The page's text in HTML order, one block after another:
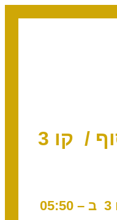
שער 45 – איסוף / קו 3
:50